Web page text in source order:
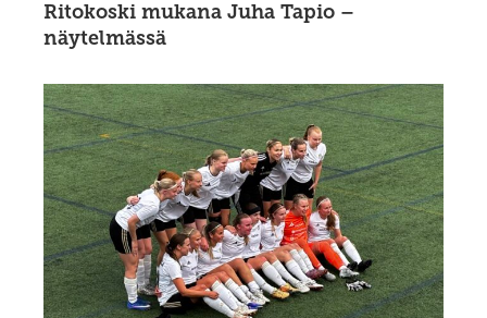
Ritokoski mukana Juha Tapio –
näytelmässä